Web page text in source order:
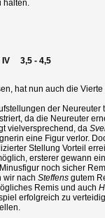
halten.
IV 3,5 - 4,5
hat nun auch die
der Neureuter
da die Neureuter
vielversprechend, da
eine Figur verlor.
Stellung Vorteil
ersterer gewann
noch sicher
wir nach Steffensgutem
Remis und auch
erfolgreich zu